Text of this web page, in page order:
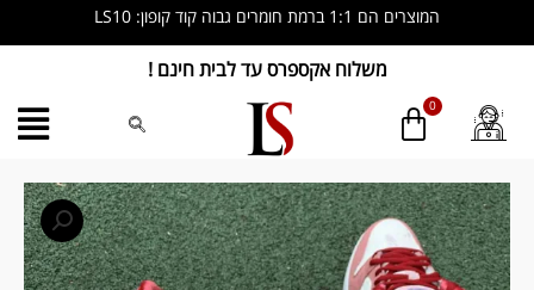
לתוכן
המוצרים הם 1:1 ברמת חומרים גבוה קוד קופון: LS10
משלוח אקספרס עד לבית חינם !
כמות
של
Nike